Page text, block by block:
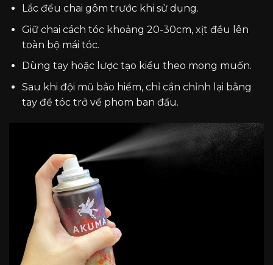
Lắc đều chai gôm trước khi sử dụng.
Giữ chai cách tóc khoảng 20-30cm, xịt đều lên
toàn bộ mái tóc.
Dùng tay hoặc lược tạo kiểu theo mong muốn.
Sau khi đội mũ bảo hiểm, chỉ cần chỉnh lại bằng
tay để tóc trở về phom ban đầu.